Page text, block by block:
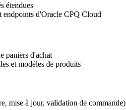
étendues
endpoints d'Oracle CPQ Cloud
paniers d'achat
et modèles de produits
mise à jour, validation de commande)